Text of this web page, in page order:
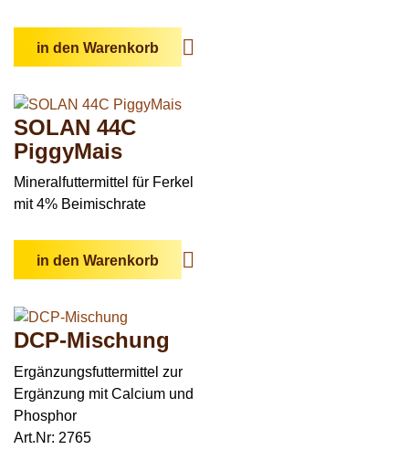
in den Warenkorb
SOLAN 44C
PiggyMais
Mineralfuttermittel für Ferkel
mit 4% Beimischrate
in den Warenkorb
DCP-Mischung
Ergänzungsfuttermittel zur
Ergänzung mit Calcium und
Phosphor
Art.Nr: 2765